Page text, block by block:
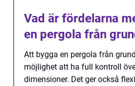
Vad är fördelarna
en pergola från
Att bygga en pergola från
möjlighet att ha full kontroll
dimensioner. Det ger också